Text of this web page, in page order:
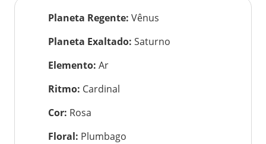
Planeta Regente: Vênus
Planeta Exaltado: Saturno
Elemento: Ar
Ritmo: Cardinal
Cor: Rosa
Floral: Plumbago